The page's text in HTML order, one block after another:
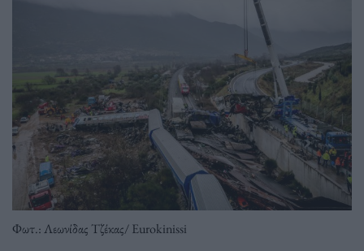
Φωτ.: Λεωνίδας Τζέκας/ Eurokinissi